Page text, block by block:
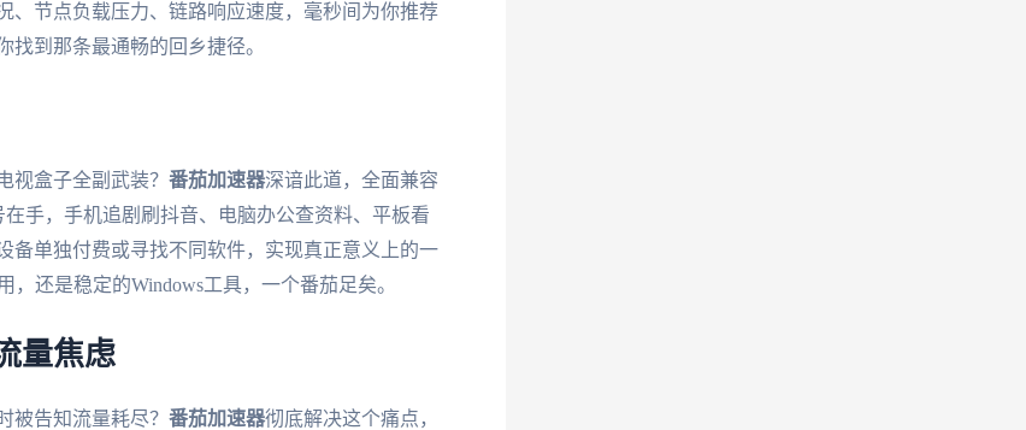
节点负载压力、链路响应速度，毫秒间为你推荐
到那条最通畅的回乡捷径。
视盒子全副武装？ 番茄加速器深谙此道，全面兼容
在手，手机追剧刷抖音、电脑办公查资料、平板看
备单独付费或寻找不同软件，实现真正意义上的一
还是稳定的Windows工具，一个番茄足矣。
量焦虑
被告知流量耗尽？ 番茄加速器彻底解决这个痛点，